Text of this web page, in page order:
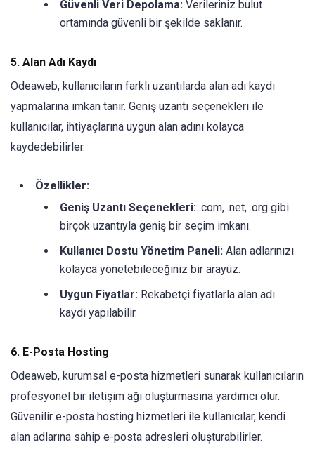
Güvenli Veri Depolama: Verileriniz bulut
ortamında güvenli bir şekilde saklanır.
5. Alan Adı Kaydı
Odeaweb, kullanıcıların farklı uzantılarda alan adı kaydı
yapmalarına imkan tanır. Geniş uzantı seçenekleri ile
kullanıcılar, ihtiyaçlarına uygun alan adını kolayca
kaydedebilirler.
Özellikler:
Geniş Uzantı Seçenekleri: .com, .net, .org gibi
birçok uzantıyla geniş bir seçim imkanı.
Kullanıcı Dostu Yönetim Paneli: Alan adlarınızı
kolayca yönetebileceğiniz bir arayüz.
Uygun Fiyatlar: Rekabetçi fiyatlarla alan adı
kaydı yapılabilir.
6. E-Posta Hosting
Odeaweb, kurumsal e-posta hizmetleri sunarak kullanıcıların
profesyonel bir iletişim ağı oluşturmasına yardımcı olur.
Güvenilir e-posta hosting hizmetleri ile kullanıcılar, kendi
alan adlarına sahip e-posta adresleri oluşturabilirler.